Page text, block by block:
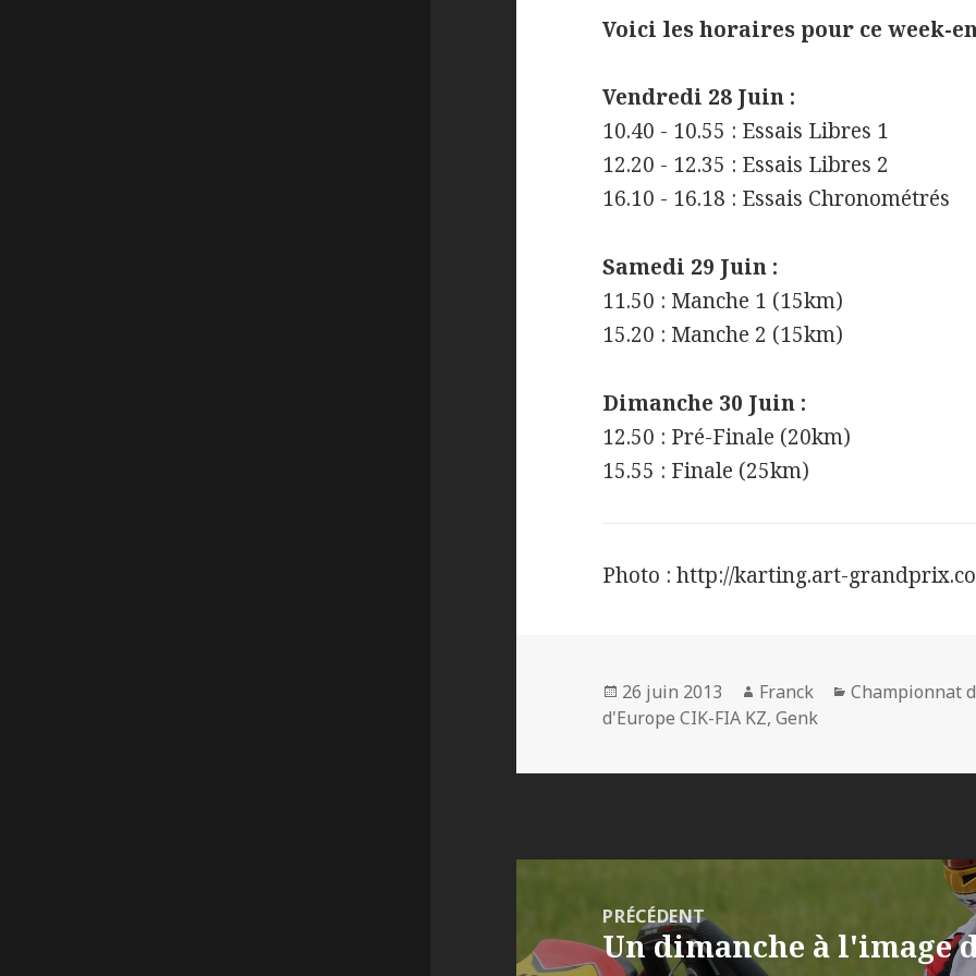
Voici les horaires pour ce week-
Vendredi 28 Juin :
10.40 - 10.55 : Essais Libres 1
12.20 - 12.35 : Essais Libres 2
16.10 - 16.18 : Essais Chronométrés
Samedi 29 Juin :
11.50 : Manche 1 (15km)
15.20 : Manche 2 (15km)
Dimanche 30 Juin :
12.50 : Pré-Finale (20km)
15.55 : Finale (25km)
Photo : http://karting.art-
Publié
le
26 juin 2013 Auteur
Franck Catégories
Championnat
d'Europe CIK-FIA KZ,Genk
l’article
PRÉCÉDENT
Article
Un dimanche à l'image